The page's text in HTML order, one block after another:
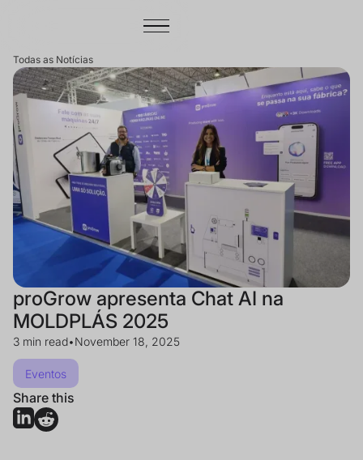
Todas as Notícias
proGrow apresenta Chat AI na
MOLDPLÁS 2025
3 min read•November 18, 2025
Eventos
Share this